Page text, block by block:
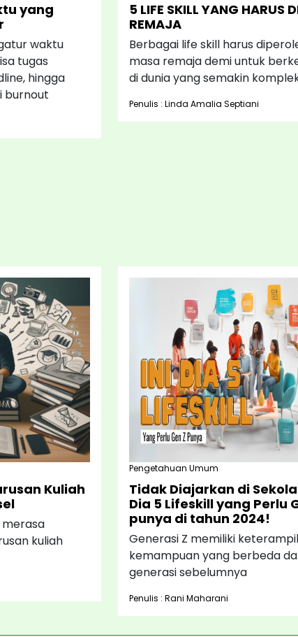
yang
waktu
tugas
hingga
burnout
5 LIFE SKILL YANG HARUS
REMAJA
Berbagai life skill harus
masa remaja demi untuk
di dunia yang semakin
Penulis : Linda Amalia Septiani
Kuliah
merasa
kuliah
Pengetahuan Umum
Tidak Diajarkan di
Dia 5 Lifeskill yang Perlu
punya di tahun 2024!
Generasi Z memiliki
kemampuan yang berbeda
generasi sebelumnya
Penulis : Rani Maharani